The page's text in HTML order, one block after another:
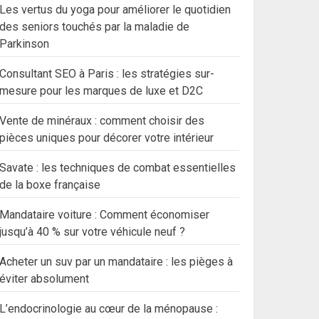
Les vertus du yoga pour améliorer le quotidien
des seniors touchés par la maladie de
Parkinson
Consultant SEO à Paris : les stratégies sur-
mesure pour les marques de luxe et D2C
Vente de minéraux : comment choisir des
pièces uniques pour décorer votre intérieur
Savate : les techniques de combat essentielles
de la boxe française
Mandataire voiture : Comment économiser
jusqu’à 40 % sur votre véhicule neuf ?
Acheter un suv par un mandataire : les pièges à
éviter absolument
L’endocrinologie au cœur de la ménopause :